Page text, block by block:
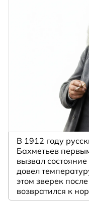
В 1912 году
Бахметьев
вызвал
довел
этом зверек
возвратился к